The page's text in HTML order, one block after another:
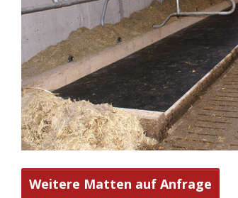
Weitere Matten auf Anfrage